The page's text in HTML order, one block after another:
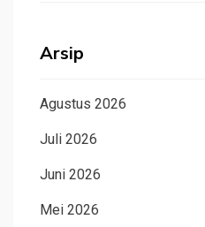
Arsip
Agustus 2026
Juli 2026
Juni 2026
Mei 2026